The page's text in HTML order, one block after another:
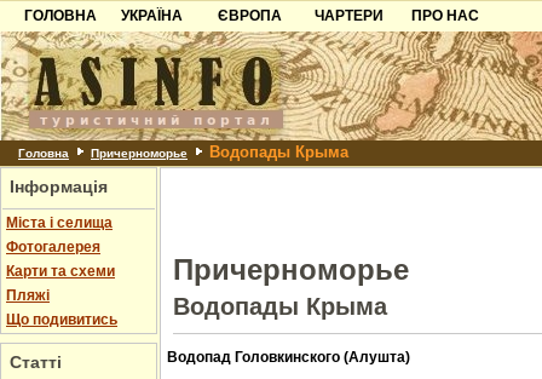
ГОЛОВНА
УКРАЇНА
Карпати
Азов
Причорноморря
Шацьк
ЄВРОПА
Чорногорія
Хорватія
Болгарія
Албанія
ЧАРТЕРИ
ПРО НАС
Контакти
Партнерам
Додати готель
Головна Причерноморье Водопады Крыма
Інформація
Міста і селища
Фотогалерея
Карти та схеми
Пляжі
Що подивитись
Статті
Причерноморье
Водопады Крыма
Водопад Головкинского (Алушта)